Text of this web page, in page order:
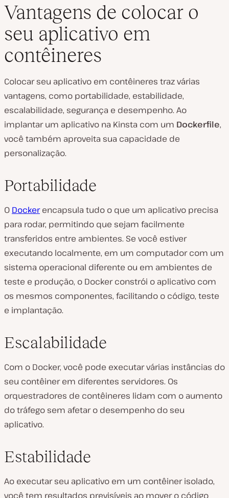
Vantagens de colocar o
seu aplicativo em
contêineres
Colocar seu aplicativo em contêineres traz várias
vantagens, como portabilidade, estabilidade,
escalabilidade, segurança e desempenho. Ao
implantar um aplicativo na Kinsta com um Dockerfile,
você também aproveita sua capacidade de
personalização.
Portabilidade
O Dockerencapsula tudo o que um aplicativo precisa
para rodar, permitindo que sejam facilmente
transferidos entre ambientes. Se você estiver
executando localmente, em um computador com um
sistema operacional diferente ou em ambientes de
teste e produção, o Docker constrói o aplicativo com
os mesmos componentes, facilitando o código, teste
e implantação.
Escalabilidade
Com o Docker, você pode executar várias instâncias do
seu contêiner em diferentes servidores. Os
orquestradores de contêineres lidam com o aumento
do tráfego sem afetar o desempenho do seu
aplicativo.
Estabilidade
Ao executar seu aplicativo em um contêiner isolado,
você tem resultados previsíveis ao mover o código